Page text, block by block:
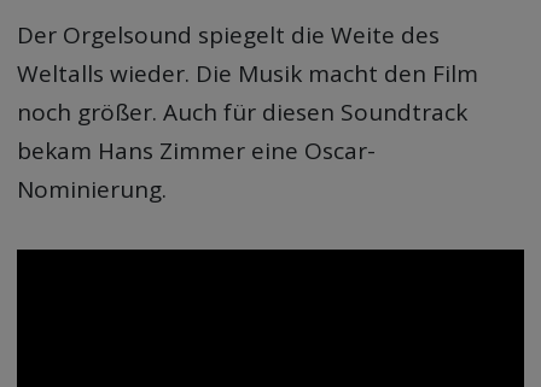
Der Orgelsound spiegelt die Weite des
Weltalls wieder. Die Musik macht den Film
noch größer. Auch für diesen Soundtrack
bekam Hans Zimmer eine Oscar-
Nominierung.